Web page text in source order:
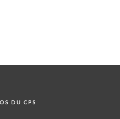
DU CPS